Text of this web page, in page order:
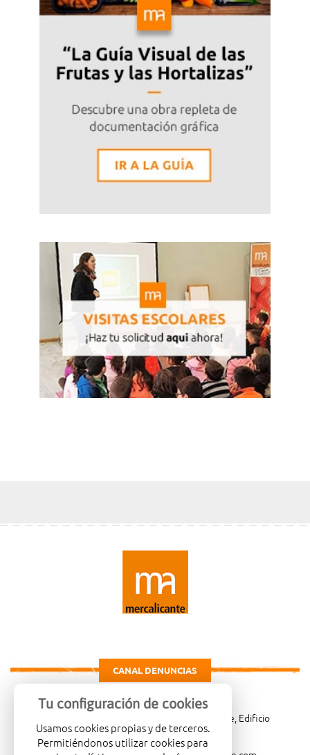
CANAL DENUNCIAS
Carretera de Madrid Km. 4, 03114 Alicante, Edificio
Administrativo, planta 3ª
Tu configuración de cookies
Usamos cookies propias y de terceros.
Permitiéndonos utilizar cookies para